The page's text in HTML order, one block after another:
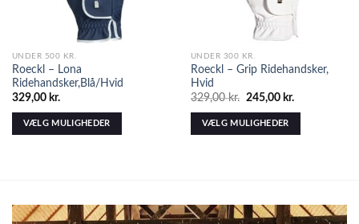
UNDER 500 KR.
Roeckl – Lona
Ridehandsker,Blå/Hvid
329,00 kr.
VÆLG MULIGHEDER
UNDER 300 KR.
Roeckl – Grip Ridehandsker,
Hvid
329,00kr. 245,00 kr.
VÆLG MULIGHEDER